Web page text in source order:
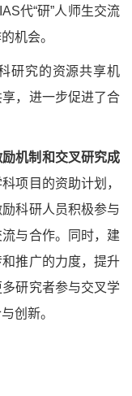
代“研”人师生交流
机会。
研究的资源共享机
，进一步促进了合
机制和交叉研究成
项目的资助计划，
科研人员积极参与
与合作。同时，建
推广的力度，提升
研究者参与交叉学
创新。